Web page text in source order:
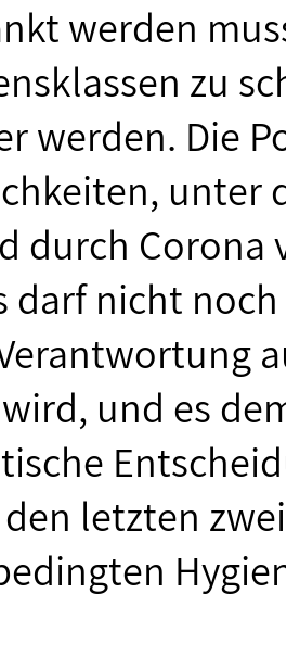
werden
zu
werden. Die
unter
durch
darf nicht
und es
letzten